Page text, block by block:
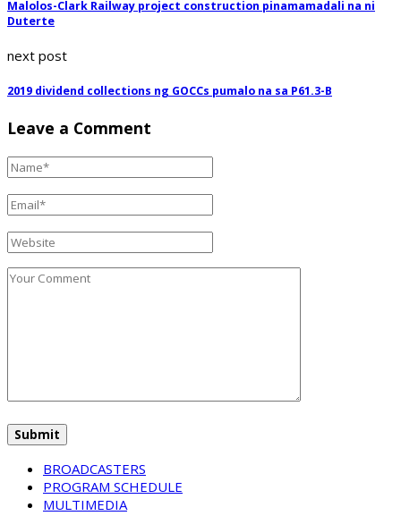
Malolos-Clark Railway project construction pinamamadali na ni
Duterte
next post
2019 dividend collections ng GOCCs pumalo na sa P61.3-B
Leave a Comment
BROADCASTERS
PROGRAM SCHEDULE
MULTIMEDIA